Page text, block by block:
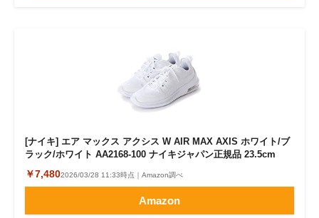
[ナイキ] エア マックス アクシス W AIR MAX AXIS ホワイト/ブ
ラック/ホワイト AA2168-100 ナイキジャパン正規品 23.5cm
￥7,4802026/03/28 11:33時点｜Amazon調べ
Amazon